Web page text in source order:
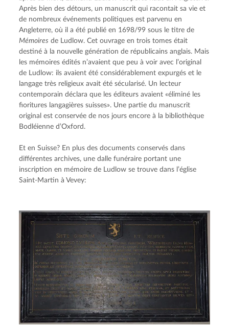
Après bien des détours, un manuscrit qui racontait sa vie et
de nombreux événements politiques est parvenu en
Mémoires de Ludlow. Cet ouvrage en trois tomes était
destiné à la nouvelle génération de républicains anglais. Mais
les mémoires édités n’avaient que peu à voir avec l’original
de Ludlow: ils avaient été considérablement expurgés et le
langage très religieux avait été sécularisé. Un lecteur
contemporain déclara que les éditeurs avaient «éliminé les
fioritures langagières suisses». Une partie du manuscrit
original est conservée de nos jours encore à la bibliothèque
Bodléienne d’Oxford.
Et en Suisse? En plus des documents conservés dans
différentes archives, une dalle funéraire portant une
inscription en mémoire de Ludlow se trouve dans l’église
Saint-Martin à Vevey: